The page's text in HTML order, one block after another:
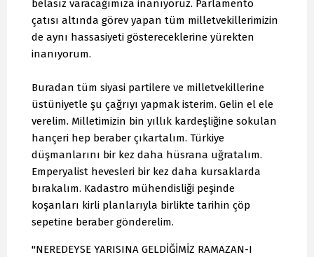
belasız varacağımıza inanıyoruz. Parlamento
çatısı altında görev yapan tüm milletvekillerimizin
de aynı hassasiyeti göstereceklerine yürekten
inanıyorum.
Buradan tüm siyasi partilere ve milletvekillerine
üstüniyetle şu çağrıyı yapmak isterim. Gelin el ele
verelim. Milletimizin bin yıllık kardeşliğine sokulan
hançeri hep beraber çıkartalım. Türkiye
düşmanlarını bir kez daha hüsrana uğratalım.
Emperyalist hevesleri bir kez daha kursaklarda
bırakalım. Kadastro mühendisliği peşinde
koşanları kirli planlarıyla birlikte tarihin çöp
sepetine beraber gönderelim.
"NEREDEYSE YARISINA GELDİĞİMİZ RAMAZAN-I